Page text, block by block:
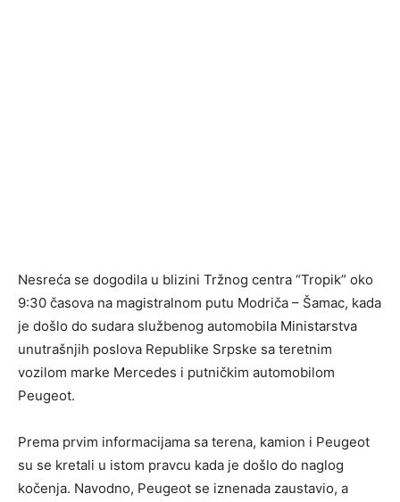
Nesreća se dogodila u blizini Tržnog centra “Tropik” oko
9:30 časova na magistralnom putu Modriča – Šamac, kada
je došlo do sudara službenog automobila Ministarstva
unutrašnjih poslova Republike Srpske sa teretnim
vozilom marke Mercedes i putničkim automobilom
Peugeot.
Prema prvim informacijama sa terena, kamion i Peugeot
su se kretali u istom pravcu kada je došlo do naglog
kočenja. Navodno, Peugeot se iznenada zaustavio, a